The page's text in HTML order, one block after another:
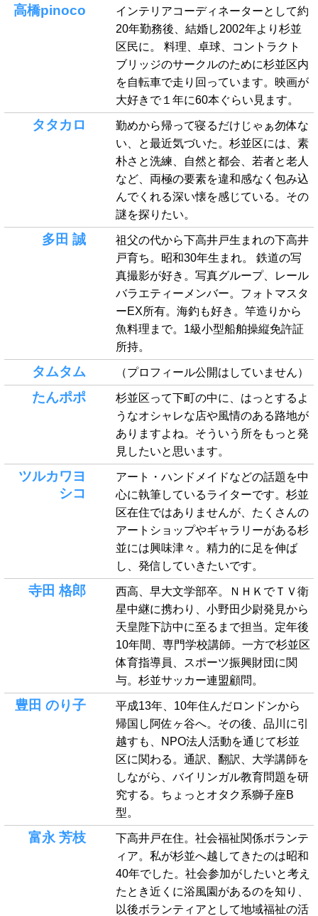
高橋pinoco
インテリアコーディネーターとして約
20年勤務後、結婚し2002年より杉並
区民に。 料理、卓球、コントラクト
ブリッジのサークルのために杉並区内
を自転車で走り回っています。映画が
大好きで１年に60本ぐらい見ます。
タタカロ
勤めから帰って寝るだけじゃぁ勿体な
い、と最近気づいた。杉並区には、素
朴さと洗練、自然と都会、若者と老人
など、両極の要素を違和感なく包み込
んでくれる深い懐を感じている。その
謎を探りたい。
多田 誠
祖父の代から下高井戸生まれの下高井
戸育ち。昭和30年生まれ。 鉄道の写
真撮影が好き。写真グループ、レール
バラエティーメンバー。フォトマスタ
ーEX所有。海釣も好き。竿造りから
魚料理まで。1級小型船舶操縦免許証
所持。
タムタム （プロフィール公開はしていません）
たんポポ
杉並区って下町の中に、はっとするよ
うなオシャレな店や風情のある路地が
ありますよね。そういう所をもっと発
見したいと思います。
ツルカワヨ
シコ
アート・ハンドメイドなどの話題を中
心に執筆しているライターです。杉並
区在住ではありませんが、たくさんの
アートショップやギャラリーがある杉
並には興味津々。精力的に足を伸ば
し、発信していきたいです。
寺田 格郎
西高、早大文学部卒。ＮＨＫでＴＶ衛
星中継に携わり、小野田少尉発見から
天皇陛下訪中に至るまで担当。定年後
10年間、専門学校講師。一方で杉並区
体育指導員、スポーツ振興財団に関
与。杉並サッカー連盟顧問。
豊田 のり子
平成13年、10年住んだロンドンから
帰国し阿佐ヶ谷へ。その後、品川に引
越すも、NPO法人活動を通じて杉並
区に関わる。通訳、翻訳、大学講師を
しながら、バイリンガル教育問題を研
究する。ちょっとオタク系獅子座B
型。
富永 芳枝
下高井戸在住。社会福祉関係ボランテ
ィア。私が杉並へ越してきたのは昭和
40年でした。社会参加がしたいと考え
たとき近くに浴風園があるのを知り、
以後ボランティアとして地域福祉の活